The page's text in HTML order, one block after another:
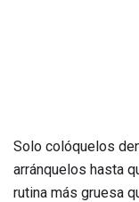
Solo colóquelos
arránquelos hasta
rutina más gruesa